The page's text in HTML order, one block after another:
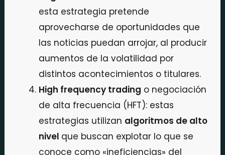
esta estrategia pretende
aprovecharse de oportunidades que
las noticias puedan arrojar, al producir
aumentos de la volatilidad por
distintos acontecimientos o titulares.
High frequency trading o negociación
de alta frecuencia (HFT): estas
estrategias utilizan algoritmos de alto
nivel que buscan explotar lo que se
conoce como «ineficiencias» del